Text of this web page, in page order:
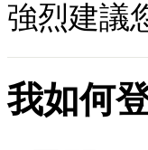
強烈建議
我如何